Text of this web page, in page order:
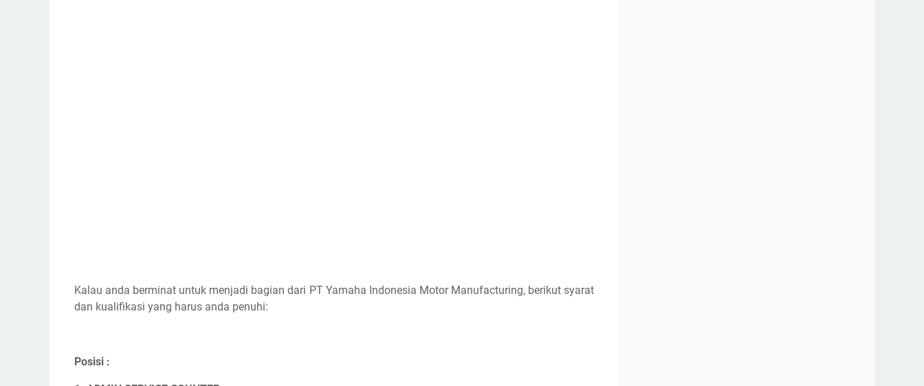
Kalau anda berminat untuk menjadi bagian dari PT Yamaha Indonesia Motor Manufacturing, berikut syarat
dan kualifikasi yang harus anda penuhi:
Posisi :